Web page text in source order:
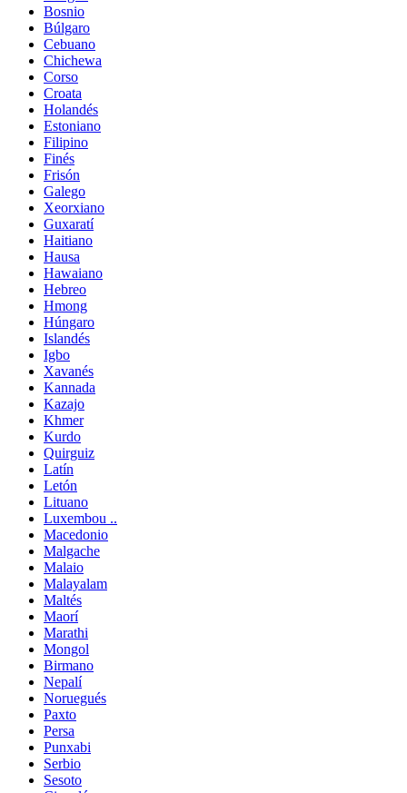
Bosnio
Búlgaro
Cebuano
Chichewa
Corso
Croata
Holandés
Estoniano
Filipino
Finés
Frisón
Galego
Xeorxiano
Guxaratí
Haitiano
Hausa
Hawaiano
Hebreo
Hmong
Húngaro
Islandés
Igbo
Xavanés
Kannada
Kazajo
Khmer
Kurdo
Quirguiz
Latín
Letón
Lituano
Luxembou ..
Macedonio
Malgache
Malaio
Malayalam
Maltés
Maorí
Marathi
Mongol
Birmano
Nepalí
Noruegués
Paxto
Persa
Punxabi
Serbio
Sesoto